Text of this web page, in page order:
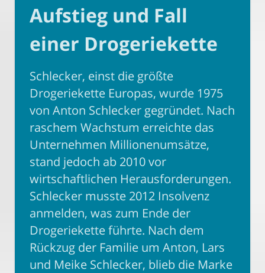
Aufstieg und Fall
einer Drogeriekette
Schlecker, einst die größte
Drogeriekette Europas, wurde 1975
von Anton Schlecker gegründet. Nach
raschem Wachstum erreichte das
Unternehmen Millionenumsätze,
stand jedoch ab 2010 vor
wirtschaftlichen Herausforderungen.
Schlecker musste 2012 Insolvenz
anmelden, was zum Ende der
Drogeriekette führte. Nach dem
Rückzug der Familie um Anton, Lars
und Meike Schlecker, blieb die Marke